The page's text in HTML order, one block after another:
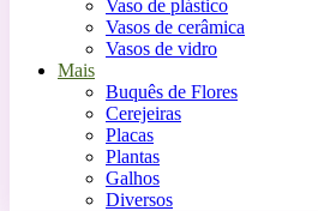
Vaso de plástico
Vasos de cerâmica
Vasos de vidro
Mais
Buquês de Flores
Cerejeiras
Placas
Plantas
Galhos
Diversos